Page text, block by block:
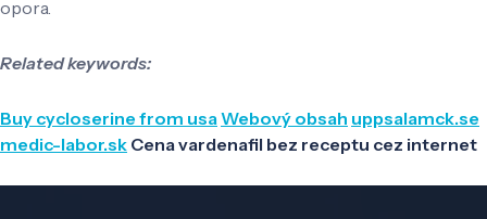
opora.
Related keywords:
Buy cycloserine from usaWebový obsah uppsalamck.se
medic-labor.sk Cena vardenafil bez receptu cez internet